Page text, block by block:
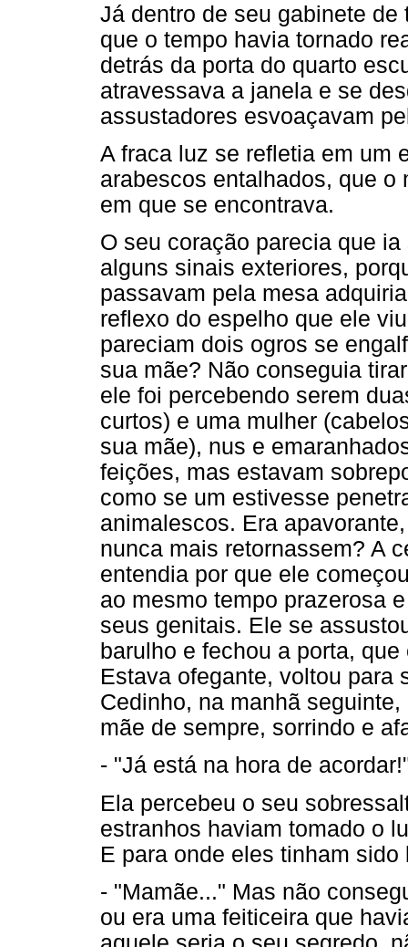
Já dentro de seu gabinete
que o tempo havia tornado
detrás da porta do quarto
atravessava a janela e se
assustadores esvoaçavam
A fraca luz se refletia em um
arabescos entalhados, que
em que se encontrava.
O seu coração parecia que
alguns sinais exteriores,
passavam pela mesa
reflexo do espelho que ele
pareciam dois ogros se
sua mãe? Não conseguia
ele foi percebendo serem
curtos) e uma mulher
sua mãe), nus e
feições, mas estavam
como se um estivesse
animalescos. Era
nunca mais retornassem? A
entendia por que ele
ao mesmo tempo prazerosa
seus genitais. Ele se
barulho e fechou a porta,
Estava ofegante, voltou para
Cedinho, na manhã
mãe de sempre, sorrindo e
- "Já está na hora de
Ela percebeu o seu
estranhos haviam tomado o
E para onde eles tinham
- "Mamãe..." Mas não
ou era uma feiticeira que